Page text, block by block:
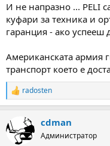
И не напразно ... PELI
куфари за техника и
гаранция - ако успееш
Американската армия
транспорт което е
R
e
c
t
radosten
cdman
Администратор